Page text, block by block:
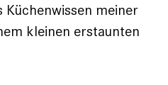
meiner
kleinen erstaunten